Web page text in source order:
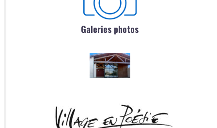
Galeries photos